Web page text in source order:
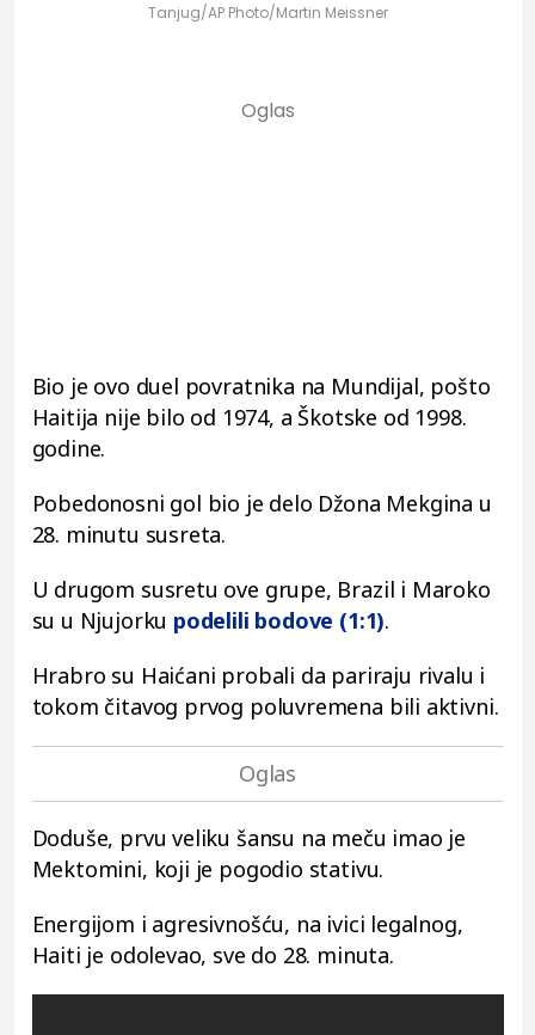
Tanjug/AP Photo/Martin Meissner
Bio je ovo duel povratnika na Mundijal, pošto
Haitija nije bilo od 1974, a Škotske od 1998.
godine.
Pobedonosni gol bio je delo Džona Mekgina u
28. minutu susreta.
U drugom susretu ove grupe, Brazil i Maroko
su u Njujorku podelili bodove (1:1).
Hrabro su Haićani probali da pariraju rivalu i
tokom čitavog prvog poluvremena bili aktivni.
Doduše, prvu veliku šansu na meču imao je
Mektomini, koji je pogodio stativu.
Energijom i agresivnošću, na ivici legalnog,
Haiti je odolevao, sve do 28. minuta.